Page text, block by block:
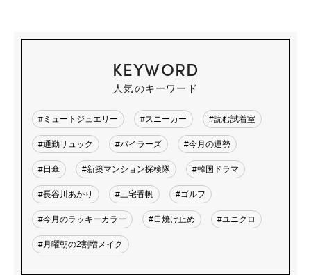
KEYWORD
人気のキーワード
#ミュートジュエリー #スニーカー #読む試着室
#通勤リュック #バイラーズ #今月の運勢
#日傘 #新築マンション探検隊 #韓国ドラマ
#長谷川あかり #三宅香帆 #ゴルフ
#今月のラッキーカラー #日焼け止め #ユニクロ
#月曜朝の2割増メイク